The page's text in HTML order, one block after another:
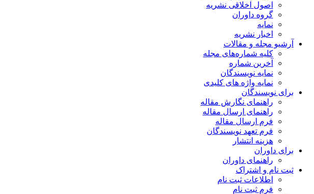
اصول اخلاقی نشریه
گروه داوران
نمایه
اخبار نشریه
آرشیو مجله و مقالات
کلیه شماره‌های مجله
آخرین شماره
نمایه نویسندگان
نمایه واژه های کلیدی
برای نویسندگان
راهنمای نگارش مقاله
راهنمای ارسال مقاله
فرم ارسال مقاله
فرم تعهد نویسندگان
هزینه انتشار
برای داوران
راهنمای داوران
ثبت نام و اشتراک
اطلاعات ثبت نام
فرم ثبت نام